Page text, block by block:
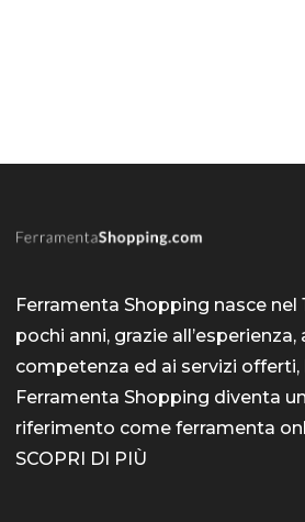
Ferramenta Shopping nasce nel
pochi anni, grazie all’esperienza,
competenza ed ai servizi offerti,
Ferramenta Shopping diventa
riferimento come ferramenta
SCOPRI DI PIÙ